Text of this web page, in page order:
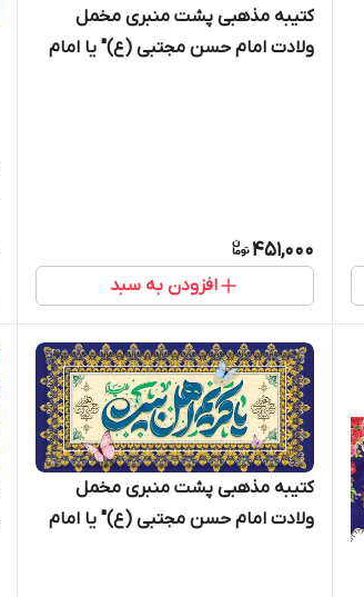
کتیبه مذهبی پشت منبری مخمل
ولادت امام حسن مجتبی (ع)" یا امام
451,000
افزودن به سبد
کتیبه مذهبی پشت منبری مخمل
ولادت امام حسن مجتبی (ع)" یا امام